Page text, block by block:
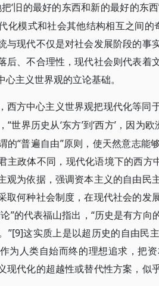
‘旧的最好的东西和新的最好的东
化模式和社会其他结构相互之间
与现代不仅是对社会发展阶段的事
后、不合理性，现代社会则代表着
主义世界观的立论基础。
西方中心主义世界观把现代化等同
“世界历史从‘东方’到‘西方’，因为
的“普遍自由”原则，使天然意志能
主政体不同，现代化语境下的西
观为依据，强调资本主义的自由民
取何种社会制度，在现代社会的发
”的代表福山指出，“历史是有方
”[9]这实质上是以超历史的自由民
为人类自始而终的理想追求，把
现代化的超越性或替代性方案，似